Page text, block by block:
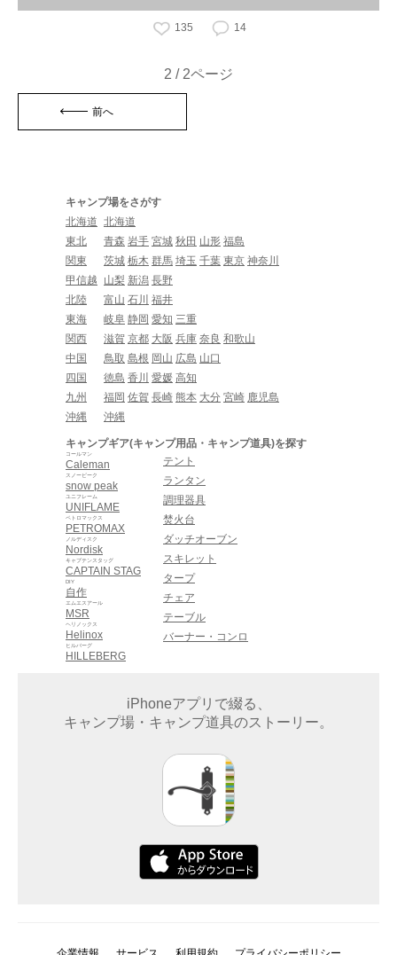
135 14
前へ
2 / 2ページ
キャンプ場をさがす
北海道 北海道
東北
青森 岩手 宮城 秋田 山形 福島
関東
茨城 栃木 群馬 埼玉 千葉 東京 神奈川
甲信越
山梨 新潟 長野
北陸
富山 石川 福井
東海
岐阜 静岡 愛知 三重
関西
滋賀 京都 大阪 兵庫 奈良 和歌山
中国
鳥取 島根 岡山 広島 山口
四国
徳島 香川 愛媛 高知
九州
福岡 佐賀 長崎 熊本 大分 宮崎 鹿児島
沖縄
沖縄
キャンプギア(キャンプ用品・キャンプ道具)を探す
Caleman
コールマン
snow peak
スノーピーク
UNIFLAME
ユニフレーム
PETROMAX
ペトロマックス
Nordisk
ノルディスク
CAPTAIN STAG
キャプテンスタッグ
自作
DIY
MSR
エムエスアール
Helinox
ヘリノックス
HILLEBERG
ヒルバーグ
テント
ランタン
調理器具
焚火台
ダッチオーブン
スキレット
タープ
チェア
テーブル
バーナー・コンロ
iPhoneアプリで綴る、
キャンプ場・キャンプ道具のストーリー。